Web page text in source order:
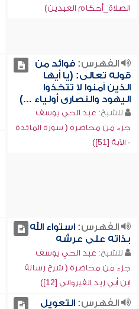
الصلاة_أحكام العيدين)
الفهرس:فوائد من
قوله تعالى: (يا أيها
الذين آمنوا لا تتخذوا
اليهود والنصارى أولياء ...)
للشيخ: عبد الحي يوسف
جزء من محاضرة ( سورة المائدة
- الآية [51])
الفهرس:استواء الله
بذاته على عرشه
للشيخ: عبد الحي يوسف
جزء من محاضرة ( شرح رسالة
ابن أبي زيد القيرواني [12])
الفهرس:التعويل